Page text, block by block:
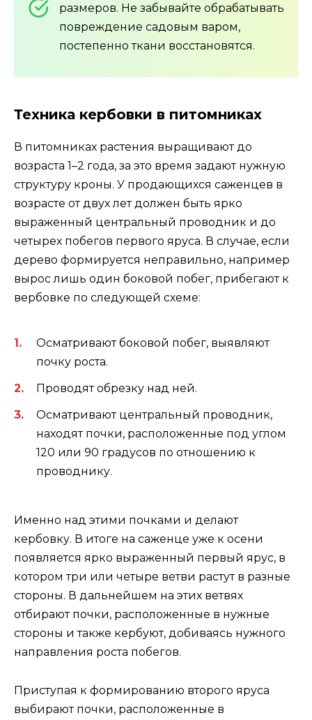
размеров. Не забывайте обрабатывать
повреждение садовым варом,
постепенно ткани восстановятся.
Техника кербовки в питомниках
В питомниках растения выращивают до
возраста 1–2 года, за это время задают нужную
структуру кроны. У продающихся саженцев в
возрасте от двух лет должен быть ярко
выраженный центральный проводник и до
четырех побегов первого яруса. В случае, если
дерево формируется неправильно, например
вырос лишь один боковой побег, прибегают к
вербовке по следующей схеме:
Осматривают боковой побег, выявляют
почку роста.
Проводят обрезку над ней.
Осматривают центральный проводник,
находят почки, расположенные под углом
120 или 90 градусов по отношению к
проводнику.
Именно над этими почками и делают
кербовку. В итоге на саженце уже к осени
появляется ярко выраженный первый ярус, в
котором три или четыре ветви растут в разные
стороны. В дальнейшем на этих ветвях
отбирают почки, расположенные в нужные
стороны и также кербуют, добиваясь нужного
направления роста побегов.
Приступая к формированию второго яруса
выбирают почки, расположенные в